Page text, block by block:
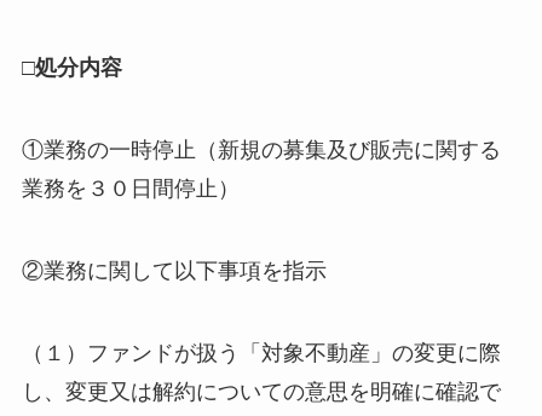
□処分内容
①業務の一時停止（新規の募集及び販売に関する
業務を３０日間停止）
②業務に関して以下事項を指示
（１）ファンドが扱う「対象不動産」の変更に際
し、変更又は解約についての意思を明確に確認で